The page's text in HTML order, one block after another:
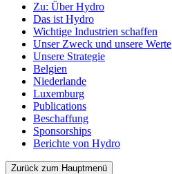
Zu: Über Hydro
Das ist Hydro
Wichtige Industrien schaffen
Unser Zweck und unsere Werte
Unsere Strategie
Belgien
Niederlande
Luxemburg
Publications
Beschaffung
Sponsorships
Berichte von Hydro
Zurück zum Hauptmenü